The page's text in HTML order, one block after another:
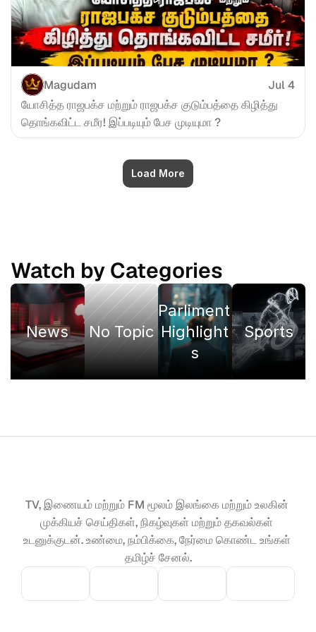
Magudam
Jul 4
யோசித்த ராஜபக்ச மற்றும் ராஜபக்ச குடும்பத்தை கிழித்து
தொங்கவிட்ட சமீர! இப்படியும் பேச முடியுமா ?
Load More
Watch by Categories
News No Topic
Parliment
Highlight
s
Sports
TV, இணையம் மற்றும் FM மூலம் இலங்கை மற்றும் உலகின்
முக்கியச் செய்திகள், நிகழ்வுகள் மற்றும் தகவல்கள்
உடனுக்குடன். உண்மை, நம்பிக்கை, நேர்மை கொண்ட உங்கள்
தமிழ்ச் சேனல்.